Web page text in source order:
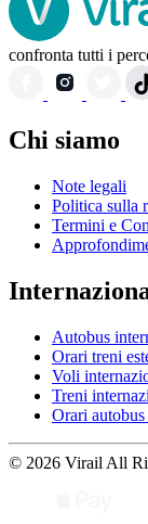
confronta tutti i
Chi siamo
Note legali
Politica sulla
Termini e
Autobus
Orari treni
Voli
Treni
Orari autobus
© 2026 Virail All